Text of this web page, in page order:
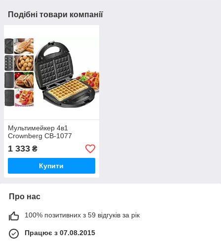
Подібні товари компанії
Мультимейкер 4в1
Crownberg CB-1077
1 333 ₴
Купити
Про нас
100% позитивних з 59 відгуків за рік
Працює з 07.08.2015